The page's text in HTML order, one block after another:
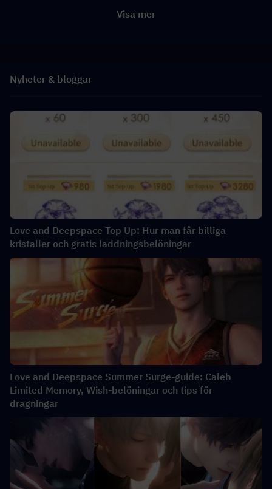
Visa mer
Nyheter & bloggar
Love and Deepspace Top Up: Hur man får billiga
kristaller och gratis laddningsbelöningar
Love and Deepspace Summer Surge-guide: Caleb
Limited Memory, Wish-belöningar och tips för
dragningar